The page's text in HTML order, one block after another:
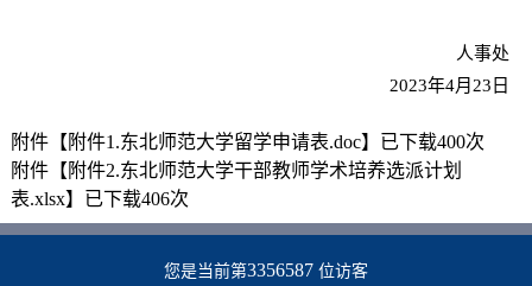
人事处
2023年4月23日
附件【 附件1.东北师范大学留学申请表.doc】已下载400次
附件【 附件2.东北师范大学干部教师学术培养选派计划
表.xlsx】已下载406次
您是当前第3356587 位访客